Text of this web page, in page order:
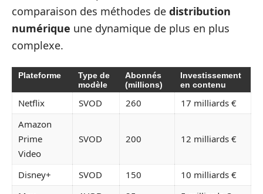
comparaison des méthodes de distribution
numérique une dynamique de plus en plus
complexe.
Plateforme
Type de
modèle
Abonnés
(millions)
Investissement
en contenu
Netflix SVOD 260
17 milliards €
Amazon
Prime
Video
SVOD 200 12 milliards €
Disney+ SVOD 150
10 milliards €